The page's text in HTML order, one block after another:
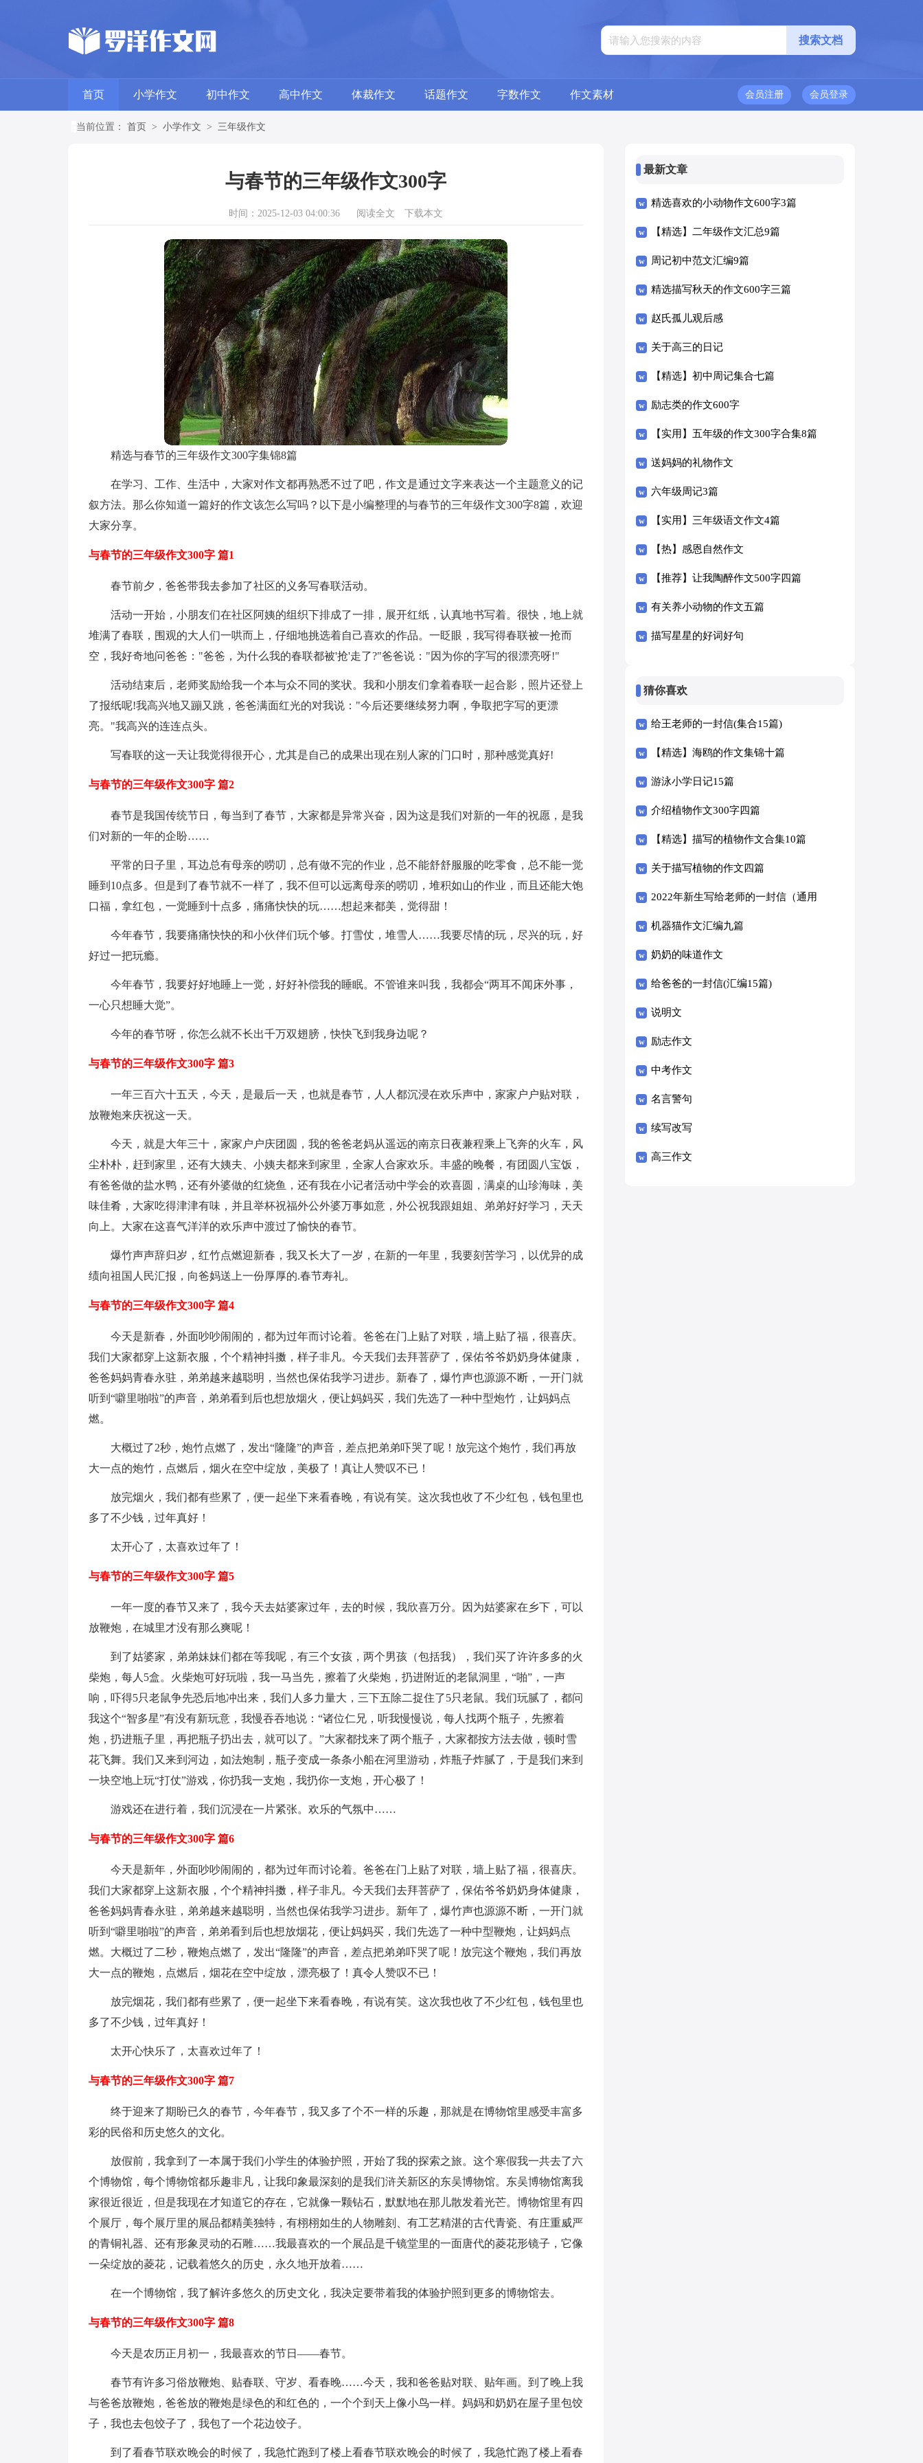
首页 小学作文 初中作文 高中作文 体裁作文 话题作文 字数作文 作文素材 会员登录
会员注册
当前位置： 首页 > 小学作文 > 三年级作文
与春节的三年级作文300字
时间：2025-12-03 04:00:36 阅读全文 下载本文
精选与春节的三年级作文300字集锦8篇
在学习、工作、生活中，大家对作文都再熟悉不过了吧，作文是通过文字来表达一个主题意义的记
叙方法。那么你知道一篇好的作文该怎么写吗？以下是小编整理的与春节的三年级作文300字8篇，欢迎
大家分享。
与春节的三年级作文300字 篇1
春节前夕，爸爸带我去参加了社区的义务写春联活动。
活动一开始，小朋友们在社区阿姨的组织下排成了一排，展开红纸，认真地书写着。很快，地上就
堆满了春联，围观的大人们一哄而上，仔细地挑选着自己喜欢的作品。一眨眼，我写得春联被一抢而
空，我好奇地问爸爸："爸爸，为什么我的春联都被'抢'走了?"爸爸说："因为你的字写的很漂亮呀!"
活动结束后，老师奖励给我一个本与众不同的奖状。我和小朋友们拿着春联一起合影，照片还登上
了报纸呢!我高兴地又蹦又跳，爸爸满面红光的对我说："今后还要继续努力啊，争取把字写的更漂
亮。"我高兴的连连点头。
写春联的这一天让我觉得很开心，尤其是自己的成果出现在别人家的门口时，那种感觉真好!
与春节的三年级作文300字 篇2
春节是我国传统节日，每当到了春节，大家都是异常兴奋，因为这是我们对新的一年的祝愿，是我
们对新的一年的企盼……
平常的日子里，耳边总有母亲的唠叨，总有做不完的作业，总不能舒舒服服的吃零食，总不能一觉
睡到10点多。但是到了春节就不一样了，我不但可以远离母亲的唠叨，堆积如山的作业，而且还能大饱
口福，拿红包，一觉睡到十点多，痛痛快快的玩……想起来都美，觉得甜！
今年春节，我要痛痛快快的和小伙伴们玩个够。打雪仗，堆雪人……我要尽情的玩，尽兴的玩，好
好过一把玩瘾。
今年春节，我要好好地睡上一觉，好好补偿我的睡眠。不管谁来叫我，我都会“两耳不闻床外事，
一心只想睡大觉”。
今年的春节呀，你怎么就不长出千万双翅膀，快快飞到我身边呢？
与春节的三年级作文300字 篇3
一年三百六十五天，今天，是最后一天，也就是春节，人人都沉浸在欢乐声中，家家户户贴对联，
放鞭炮来庆祝这一天。
今天，就是大年三十，家家户户庆团圆，我的爸爸老妈从遥远的南京日夜兼程乘上飞奔的火车，风
尘朴朴，赶到家里，还有大姨夫、小姨夫都来到家里，全家人合家欢乐。丰盛的晚餐，有团圆八宝饭，
有爸爸做的盐水鸭，还有外婆做的红烧鱼，还有我在小记者活动中学会的欢喜圆，满桌的山珍海味，美
味佳肴，大家吃得津津有味，并且举杯祝福外公外婆万事如意，外公祝我跟姐姐、弟弟好好学习，天天
向上。大家在这喜气洋洋的欢乐声中渡过了愉快的春节。
爆竹声声辞归岁，红竹点燃迎新春，我又长大了一岁，在新的一年里，我要刻苦学习，以优异的成
绩向祖国人民汇报，向爸妈送上一份厚厚的.春节寿礼。
与春节的三年级作文300字 篇4
今天是新春，外面吵吵闹闹的，都为过年而讨论着。爸爸在门上贴了对联，墙上贴了福，很喜庆。
我们大家都穿上这新衣服，个个精神抖擞，样子非凡。今天我们去拜菩萨了，保佑爷爷奶奶身体健康，
爸爸妈妈青春永驻，弟弟越来越聪明，当然也保佑我学习进步。新春了，爆竹声也源源不断，一开门就
听到“噼里啪啦”的声音，弟弟看到后也想放烟火，便让妈妈买，我们先选了一种中型炮竹，让妈妈点
燃。
大概过了2秒，炮竹点燃了，发出“隆隆”的声音，差点把弟弟吓哭了呢！放完这个炮竹，我们再放
大一点的炮竹，点燃后，烟火在空中绽放，美极了！真让人赞叹不已！
放完烟火，我们都有些累了，便一起坐下来看春晚，有说有笑。这次我也收了不少红包，钱包里也
多了不少钱，过年真好！
太开心了，太喜欢过年了！
与春节的三年级作文300字 篇5
一年一度的春节又来了，我今天去姑婆家过年，去的时候，我欣喜万分。因为姑婆家在乡下，可以
放鞭炮，在城里才没有那么爽呢！
到了姑婆家，弟弟妹妹们都在等我呢，有三个女孩，两个男孩（包括我），我们买了许许多多的火
柴炮，每人5盒。火柴炮可好玩啦，我一马当先，擦着了火柴炮，扔进附近的老鼠洞里，“啪”，一声
响，吓得5只老鼠争先恐后地冲出来，我们人多力量大，三下五除二捉住了5只老鼠。我们玩腻了，都问
我这个“智多星”有没有新玩意，我慢吞吞地说：“诸位仁兄，听我慢慢说，每人找两个瓶子，先擦着
炮，扔进瓶子里，再把瓶子扔出去，就可以了。”大家都找来了两个瓶子，大家都按方法去做，顿时雪
花飞舞。我们又来到河边，如法炮制，瓶子变成一条条小船在河里游动，炸瓶子炸腻了，于是我们来到
一块空地上玩“打仗”游戏，你扔我一支炮，我扔你一支炮，开心极了！
游戏还在进行着，我们沉浸在一片紧张。欢乐的气氛中……
与春节的三年级作文300字 篇6
今天是新年，外面吵吵闹闹的，都为过年而讨论着。爸爸在门上贴了对联，墙上贴了福，很喜庆。
我们大家都穿上这新衣服，个个精神抖擞，样子非凡。今天我们去拜菩萨了，保佑爷爷奶奶身体健康，
爸爸妈妈青春永驻，弟弟越来越聪明，当然也保佑我学习进步。新年了，爆竹声也源源不断，一开门就
听到“噼里啪啦”的声音，弟弟看到后也想放烟花，便让妈妈买，我们先选了一种中型鞭炮，让妈妈点
燃。大概过了二秒，鞭炮点燃了，发出“隆隆”的声音，差点把弟弟吓哭了呢！放完这个鞭炮，我们再放
大一点的鞭炮，点燃后，烟花在空中绽放，漂亮极了！真令人赞叹不已！
放完烟花，我们都有些累了，便一起坐下来看春晚，有说有笑。这次我也收了不少红包，钱包里也
多了不少钱，过年真好！
太开心快乐了，太喜欢过年了！
与春节的三年级作文300字 篇7
终于迎来了期盼已久的春节，今年春节，我又多了个不一样的乐趣，那就是在博物馆里感受丰富多
彩的民俗和历史悠久的文化。
放假前，我拿到了一本属于我们小学生的体验护照，开始了我的探索之旅。这个寒假我一共去了六
个博物馆，每个博物馆都乐趣非凡，让我印象最深刻的是我们浒关新区的东吴博物馆。东吴博物馆离我
家很近很近，但是我现在才知道它的存在，它就像一颗钻石，默默地在那儿散发着光芒。博物馆里有四
个展厅，每个展厅里的展品都精美独特，有栩栩如生的人物雕刻、有工艺精湛的古代青瓷、有庄重威严
的青铜礼器、还有形象灵动的石雕……我最喜欢的一个展品是千镜堂里的一面唐代的菱花形镜子，它像
一朵绽放的菱花，记载着悠久的历史，永久地开放着……
在一个博物馆，我了解许多悠久的历史文化，我决定要带着我的体验护照到更多的博物馆去。
与春节的三年级作文300字 篇8
今天是农历正月初一，我最喜欢的节日——春节。
春节有许多习俗放鞭炮、贴春联、守岁、看春晚……今天，我和爸爸贴对联、贴年画。到了晚上我
与爸爸放鞭炮，爸爸放的鞭炮是绿色的和红色的，一个个到天上像小鸟一样。妈妈和奶奶在屋子里包饺
子，我也去包饺子了，我包了一个花边饺子。
到了看春节联欢晚会的时候了，我急忙跑到了楼上看春节联欢晚会的时候了，我急忙跑了楼上看春
最新文章
精选喜欢的小动物作文600字3篇
【精选】二年级作文汇总9篇
周记初中范文汇编9篇
精选描写秋天的作文600字三篇
赵氏孤儿观后感
关于高三的日记
【精选】初中周记集合七篇
励志类的作文600字
【实用】五年级的作文300字合集8篇
送妈妈的礼物作文
六年级周记3篇
【实用】三年级语文作文4篇
【热】感恩自然作文
【推荐】让我陶醉作文500字四篇
有关养小动物的作文五篇
描写星星的好词好句
猜你喜欢
给王老师的一封信(集合15篇)
【精选】海鸥的作文集锦十篇
游泳小学日记15篇
介绍植物作文300字四篇
【精选】描写的植物作文合集10篇
关于描写植物的作文四篇
2022年新生写给老师的一封信（通用
8篇）
机器猫作文汇编九篇
奶奶的味道作文
给爸爸的一封信(汇编15篇)
说明文
励志作文
中考作文
名言警句
续写改写
高三作文